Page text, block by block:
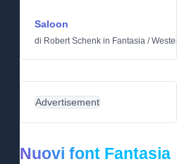
Saloon
di Robert Schenk in Fantasia /
Advertisement
Nuovi font Fantasia